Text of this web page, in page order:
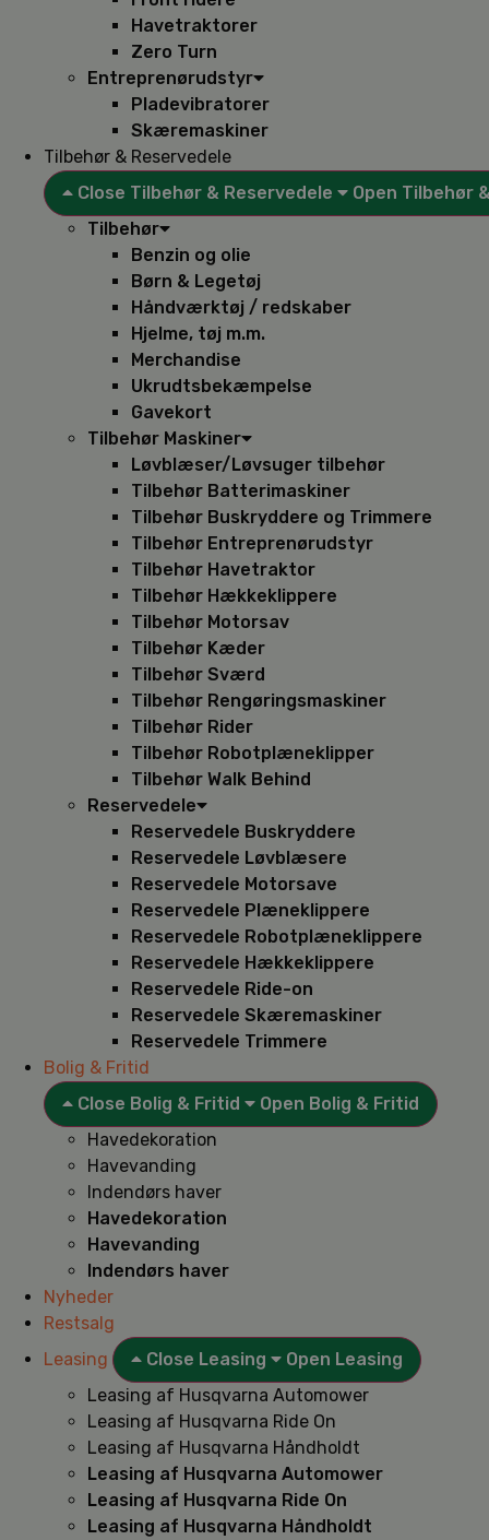
Havetraktorer
Zero Turn
Entreprenørudstyr
Pladevibratorer
Skæremaskiner
Tilbehør & Reservedele
Close Tilbehør & Reservedele
Open Tilbehør
Tilbehør
Benzin og olie
Børn & Legetøj
Håndværktøj / redskaber
Hjelme, tøj m.m.
Merchandise
Ukrudtsbekæmpelse
Gavekort
Tilbehør Maskiner
Løvblæser/Løvsuger tilbehør
Tilbehør Batterimaskiner
Tilbehør Buskryddere og Trimmere
Tilbehør Entreprenørudstyr
Tilbehør Havetraktor
Tilbehør Hækkeklippere
Tilbehør Motorsav
Tilbehør Kæder
Tilbehør Sværd
Tilbehør Rengøringsmaskiner
Tilbehør Rider
Tilbehør Robotplæneklipper
Tilbehør Walk Behind
Reservedele
Reservedele Buskryddere
Reservedele Løvblæsere
Reservedele Motorsave
Reservedele Plæneklippere
Reservedele Robotplæneklippere
Reservedele Hækkeklippere
Reservedele Ride-on
Reservedele Skæremaskiner
Reservedele Trimmere
Bolig & Fritid
Close Bolig & Fritid
Open Bolig & Fritid
Havedekoration
Havevanding
Indendørs haver
Havedekoration
Havevanding
Indendørs haver
Nyheder
Restsalg
Leasing
Close Leasing
Open Leasing
Leasing af Husqvarna Automower
Leasing af Husqvarna Ride On
Leasing af Husqvarna Håndholdt
Leasing af Husqvarna Automower
Leasing af Husqvarna Ride On
Leasing af Husqvarna Håndholdt